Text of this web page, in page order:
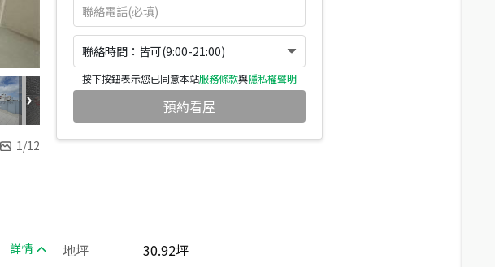
1/12
聯絡時間：皆可(9:00-21:00)
按下按鈕表示您已同意本站服務條款與隱私權聲明
預約看屋
詳情 地坪
30.92坪